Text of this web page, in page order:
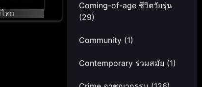
ทย
Coming-of-age ชีวิตวัยรุ่น
(29)
Community (1)
Contemporary ร่วมสมัย (1)